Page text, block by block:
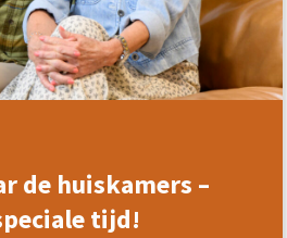
de huiskamers –
tijd!